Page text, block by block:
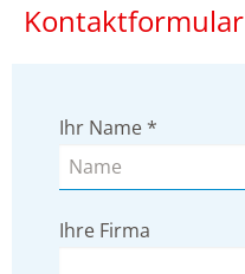
Kontaktformular
Ihr Name*
Ihre Firma